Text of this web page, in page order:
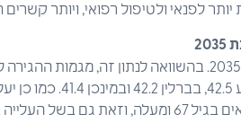
לפנאי ולטיפול רפואי, ויותר קשרים
הגרמני הממוצע יהיה בן 46.7 בשנת 2035. בהשוואה